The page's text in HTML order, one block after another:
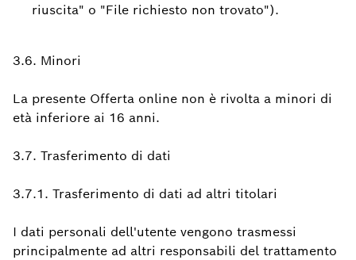
riuscita" o "File richiesto non trovato").
3.6. Minori
La presente Offerta online non è rivolta a minori di
età inferiore ai 16 anni.
3.7. Trasferimento di dati
3.7.1. Trasferimento di dati ad altri titolari
I dati personali dell'utente vengono trasmessi
principalmente ad altri responsabili del trattamento